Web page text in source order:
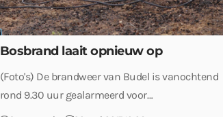
Bosbrand laait opnieuw op
(Foto's) De brandweer van Budel is vanochtend
rond 9.30 uur gealarmeerd voor…